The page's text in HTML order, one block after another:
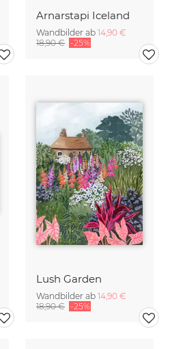
Arnarstapi Iceland
Wandbilder ab 14,90 €
18,90 € -25%
Lush Garden
Wandbilder ab 14,90 €
18,90 € -25%